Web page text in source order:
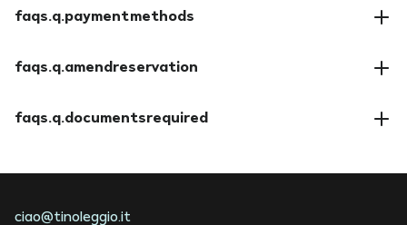
faqs.q.paymentmethods
faqs.q.amendreservation
faqs.q.documentsrequired
ciao@tinoleggio.it